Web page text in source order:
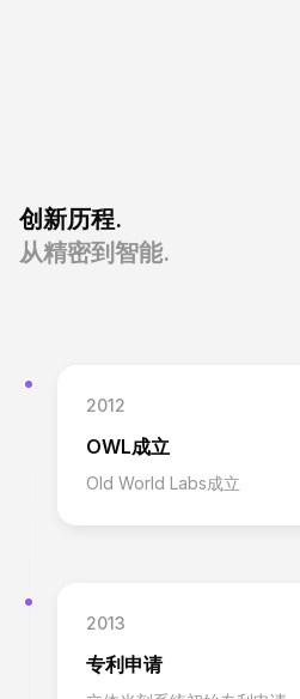
创新历程.
从精密到智能.
2012
OWL成立
Old World Labs成立
2013
专利申请